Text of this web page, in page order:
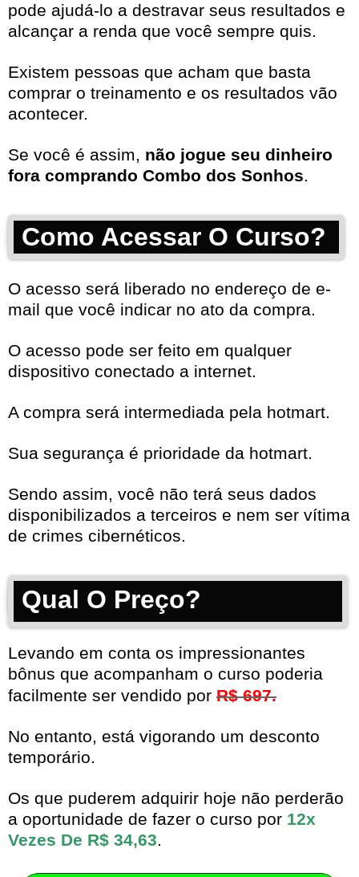
pode ajudá-lo a destravar seus resultados e
alcançar a renda que você sempre quis.
Existem pessoas que acham que basta
comprar o treinamento e os resultados vão
acontecer.
Se você é assim, não jogue seu dinheiro
fora comprando Combo dos Sonhos.
Como Acessar O Curso?
O acesso será liberado no endereço de e-
mail que você indicar no ato da compra.
O acesso pode ser feito em qualquer
dispositivo conectado a internet.
A compra será intermediada pela hotmart.
Sua segurança é prioridade da hotmart.
Sendo assim, você não terá seus dados
disponibilizados a terceiros e nem ser vítima
de crimes cibernéticos.
Qual O Preço?
Levando em conta os impressionantes
bônus que acompanham o curso poderia
facilmente ser vendido por R$ 697.
No entanto, está vigorando um desconto
temporário.
Os que puderem adquirir hoje não perderão
a oportunidade de fazer o curso por 12x
Vezes De R$ 34,63.